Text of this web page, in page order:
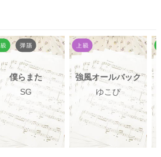
僕らまた
SG
強風オールバック
ゆこぴ